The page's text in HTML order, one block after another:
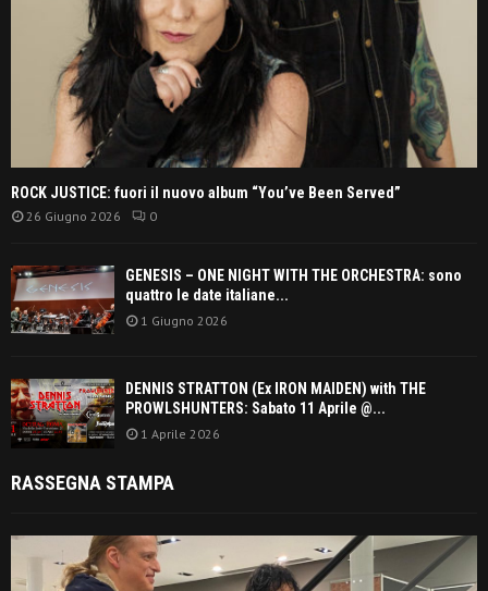
ROCK JUSTICE: fuori il nuovo album “You’ve Been Served”
26 Giugno 2026 0
GENESIS – ONE NIGHT WITH THE ORCHESTRA: sono
quattro le date italiane...
1 Giugno 2026
DENNIS STRATTON (Ex IRON MAIDEN) with THE
PROWLSHUNTERS: Sabato 11 Aprile @...
1 Aprile 2026
RASSEGNA STAMPA